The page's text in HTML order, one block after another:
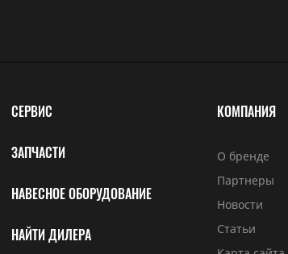
СЕРВИС
ЗАПЧАСТИ
НАВЕСНОЕ ОБОРУДОВАНИЕ
НАЙТИ ДИЛЕРА
КОМПАНИЯ
О бренде
Партнеры
Новости
Статьи